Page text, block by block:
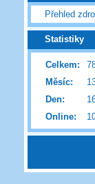
Přehled
Statistiky
Online:
Celkem:
Měsíc:
Den: